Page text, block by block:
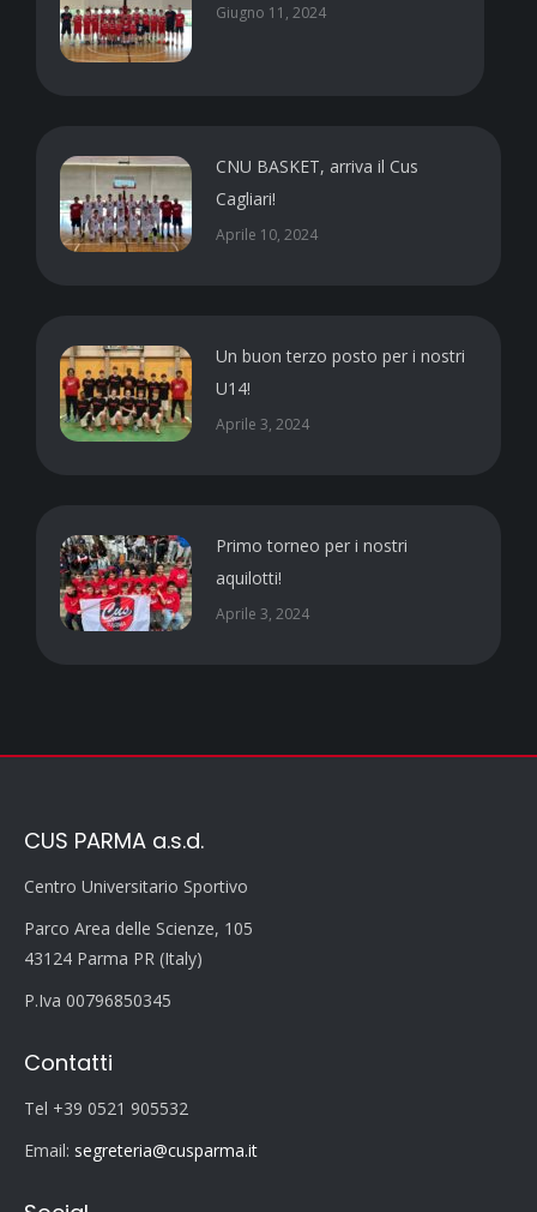
Giugno 11, 2024
CNU BASKET, arriva il Cus
Cagliari!
Aprile 10, 2024
Un buon terzo posto per i nostri
U14!
Aprile 3, 2024
Primo torneo per i nostri
aquilotti!
Aprile 3, 2024
CUS PARMA a.s.d.
Centro Universitario Sportivo
Parco Area delle Scienze, 105
43124 Parma PR (Italy)
P.Iva 00796850345
Contatti
Tel +39 0521 905532
Email: segreteria@cusparma.it